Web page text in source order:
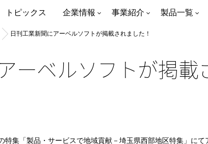
トピックス 企業情報 事業紹介 製品一覧
日刊工業新聞にアーベルソフトが掲載されました！
ーベルソフトが掲載
特集「製品・サービスで地域貢献－埼玉県西部地区特集」に